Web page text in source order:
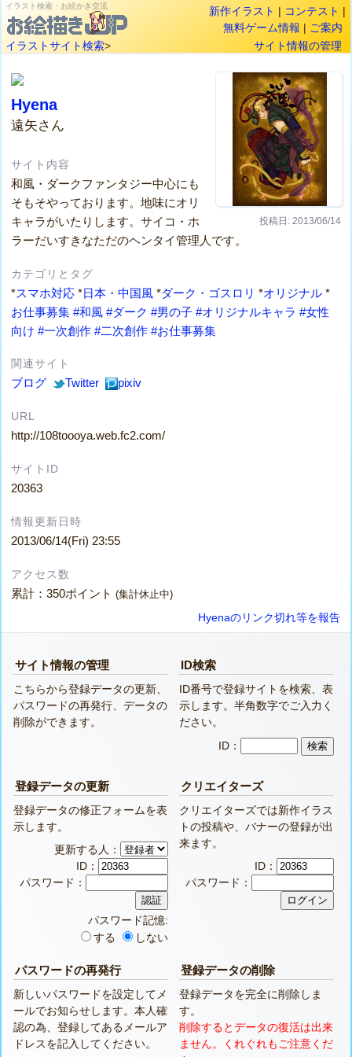
イラスト検索・お絵かき交流 新作イラスト | コンテスト |
無料ゲーム情報 | ご案内
イラストサイト検索> サイト情報の管理
投稿日: 2013/06/14
Hyena
遠矢さん
サイト内容
和風・ダークファンタジー中心にも
そもそやっております。地味にオリ
キャラがいたりします。サイコ・ホ
ラーだいすきなただのヘンタイ管理人です。
カテゴリとタグ
*スマホ対応 *日本・中国風 *ダーク・ゴスロリ *オリジナル *
お仕事募集 #和風 #ダーク #男の子 #オリジナルキャラ #女性
向け #一次創作 #二次創作 #お仕事募集
関連サイト
ブログ Twitter pixiv
URL
http://108toooya.web.fc2.com/
サイトID
20363
情報更新日時
2013/06/14(Fri) 23:55
アクセス数
累計：350ポイント(集計休止中)
Hyenaのリンク切れ等を報告
サイト情報の管理
こちらから登録データの更新、
パスワードの再発行、データの
削除ができます。
ID検索
ID番号で登録サイトを検索、表
示します。半角数字でご入力く
ださい。
ID：
登録データの更新
登録データの修正フォームを表
示します。
更新する人：
ID：
パスワード：
パスワード記憶:
する
しない
クリエイターズ
クリエイターズでは新作イラス
トの投稿や、バナーの登録が出
来ます。
ID：
パスワード：
パスワードの再発行
新しいパスワードを設定してメ
ールでお知らせします。本人確
認の為、登録してあるメールア
ドレスを記入してください。
登録データの削除
登録データを完全に削除しま
す。
削除するとデータの復活は出来
ません。くれぐれもご注意くだ